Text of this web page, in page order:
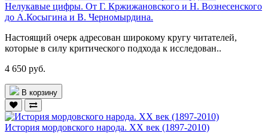
Нелукавые цифры. От Г. Кржижановского и Н. Вознесенского
до А.Косыгина и В. Черномырдина.
Настоящий очерк адресован широкому кругу читателей,
которые в силу критического подхода к исследован..
4 650 руб.
В корзину
История мордовского народа. ХХ век (1897-2010)